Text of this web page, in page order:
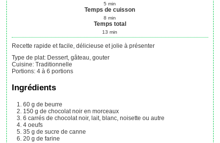
5 min
Temps de cuisson
8 min
Temps total
13 min
Recette rapide et facile, délicieuse et jolie à présenter
Type de plat: Dessert, gâteau, gouter
Cuisine: Traditionnelle
Portions:4 à 6 portions
Ingrédients
60 g de beurre
150 g de chocolat noir en morceaux
6 carrés de chocolat noir, lait, blanc, noisette ou autre
4 oeufs
35 g de sucre de canne
20 g de farine